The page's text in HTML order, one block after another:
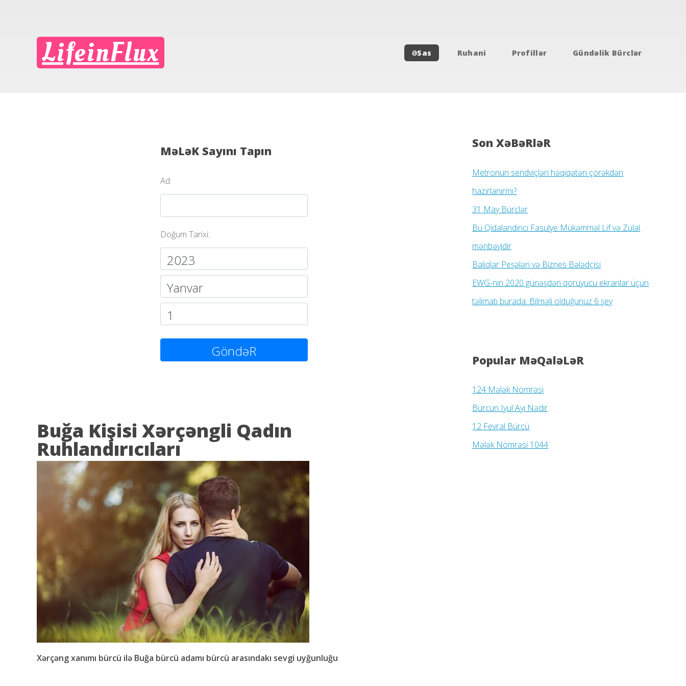
LifeinFlux ƏSas Ruhani Profillər Gündəlik Bürclər
MəLəK Sayını Tapın
Ad:
Doğum Tarixi:
GöndəR
Buğa Kişisi Xərçəngli Qadın
Ruhlandırıcıları
Xərçəng xanımı bürcü ilə Buğa bürcü adamı bürcü arasındakı sevgi uyğunluğu
Son XəBəRləR
Metronun sendviçləri həqiqətən çörəkdən
hazırlanırmı?
31 May Bürclər
Bu Qidalandırıcı Fasulye Mükəmməl Lif və Zülal
mənbəyidir
Balıqlar Peşələri və Biznes Bələdçisi
EWG-nin 2020 günəşdən qoruyucu ekranlar üçün
təlimatı burada: Bilməli olduğunuz 6 şey
Popular MəQaləLəR
124 Mələk Nömrəsi
Bürcün Iyul Ayı Nədir
12 Fevral Bürcü
Mələk Nömrəsi 1044